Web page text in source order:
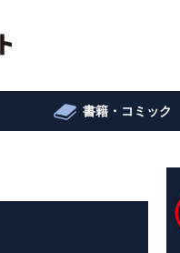
書籍・コミック